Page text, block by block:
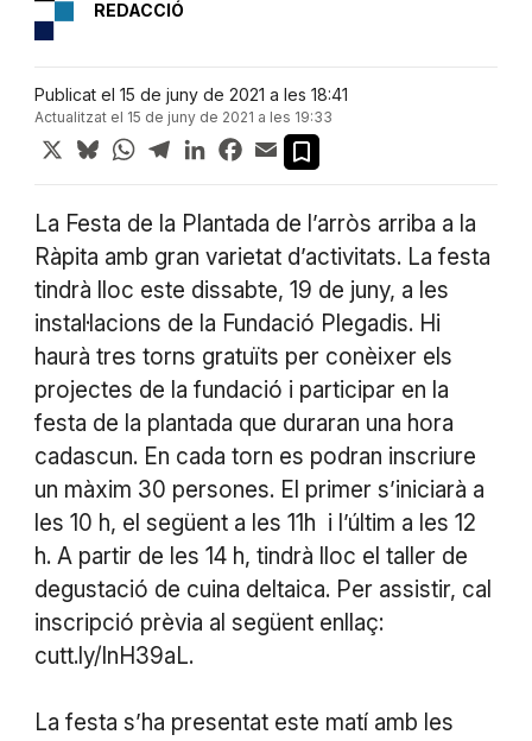
REDACCIÓ
Publicat el 15 de juny de 2021 a les 18:41
Actualitzat el 15 de juny de 2021 a les 19:33
X BlueskyWhatsApp
TelegramLinkedInFacebook
Email
La Festa de la Plantada de l’arròs arriba a la
Ràpita amb gran varietat d’activitats. La festa
tindrà lloc este dissabte, 19 de juny, a les
instal·lacions de la Fundació Plegadis. Hi
haurà tres torns gratuïts per conèixer els
projectes de la fundació i participar en la
festa de la plantada que duraran una hora
cadascun. En cada torn es podran inscriure
un màxim 30 persones. El primer s’iniciarà a
les 10 h, el següent a les 11h i l’últim a les 12
h. A partir de les 14 h, tindrà lloc el taller de
degustació de cuina deltaica. Per assistir, cal
inscripció prèvia al següent enllaç:
cutt.ly/lnH39aL.
La festa s’ha presentat este matí amb les